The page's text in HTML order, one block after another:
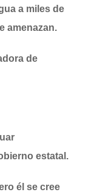
a miles de
amenazan.
de
estatal.
él se cree